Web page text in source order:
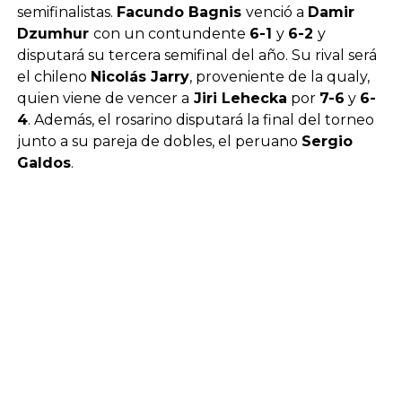
semifinalistas. Facundo Bagnis venció a Damir
Dzumhur con un contundente 6-1 y 6-2 y
disputará su tercera semifinal del año. Su rival será
el chileno Nicolás Jarry, proveniente de la qualy,
quien viene de vencer a Jiri ​Lehecka por 7-6 y 6-
4. Además, el rosarino disputará la final del torneo
junto a su pareja de dobles, el peruano Sergio
Galdos.